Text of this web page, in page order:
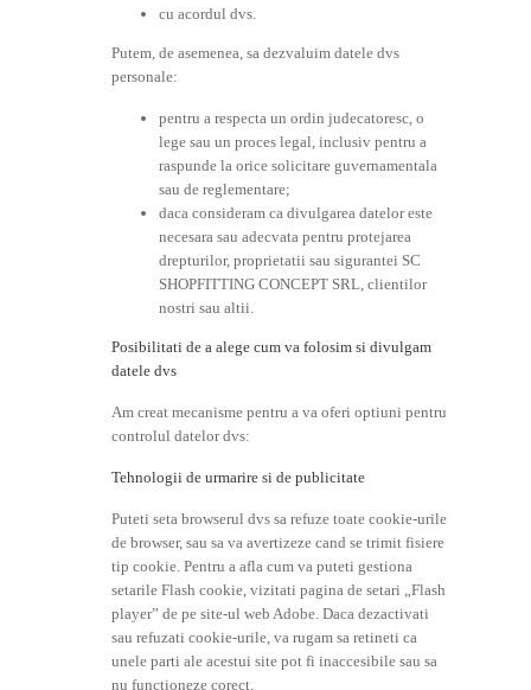
cu acordul dvs.
Putem, de asemenea, sa dezvaluim datele dvs
personale:
pentru a respecta un ordin judecatoresc, o
lege sau un proces legal, inclusiv pentru a
raspunde la orice solicitare guvernamentala
sau de reglementare;
daca consideram ca divulgarea datelor este
necesara sau adecvata pentru protejarea
drepturilor, proprietatii sau sigurantei SC
SHOPFITTING CONCEPT SRL, clientilor
nostri sau altii.
Posibilitati de a alege cum va folosim si divulgam
datele dvs
Am creat mecanisme pentru a va oferi optiuni pentru
controlul datelor dvs:
Tehnologii de urmarire si de publicitate
Puteti seta browserul dvs sa refuze toate cookie-urile
de browser, sau sa va avertizeze cand se trimit fisiere
tip cookie. Pentru a afla cum va puteti gestiona
setarile Flash cookie, vizitati pagina de setari „Flash
player” de pe site-ul web Adobe. Daca dezactivati
sau refuzati cookie-urile, va rugam sa retineti ca
unele parti ale acestui site pot fi inaccesibile sau sa
nu functioneze corect.